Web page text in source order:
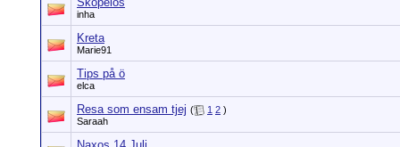
inha
Kreta
Marie91
Tips på ö
elca
Resa som ensam tjej ( 1 2 )
Saraah